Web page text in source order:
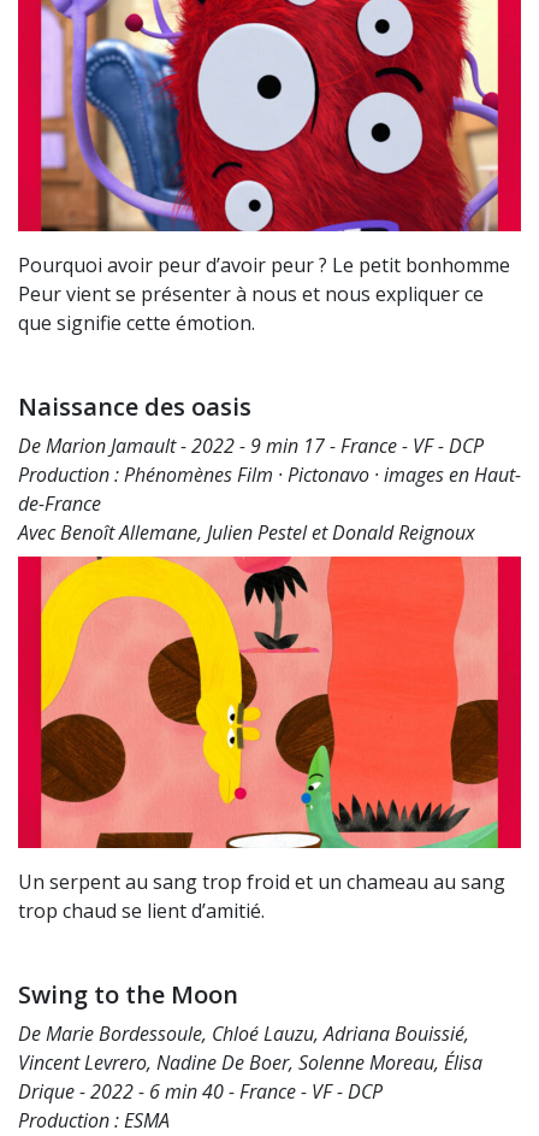
Pourquoi avoir peur d’avoir peur ? Le petit bonhomme
Peur vient se présenter à nous et nous expliquer ce
que signifie cette émotion.
Naissance des oasis
De Marion Jamault - 2022 - 9 min 17 - France - VF - DCP
Production : Phénomènes Film · Pictonavo · images en Haut-
de-France
Avec Benoît Allemane, Julien Pestel et Donald Reignoux
Un serpent au sang trop froid et un chameau au sang
trop chaud se lient d’amitié.
Swing to the Moon
De Marie Bordessoule, Chloé Lauzu, Adriana Bouissié,
Vincent Levrero, Nadine De Boer, Solenne Moreau, Élisa
Drique - 2022 - 6 min 40 - France - VF - DCP
Production : ESMA